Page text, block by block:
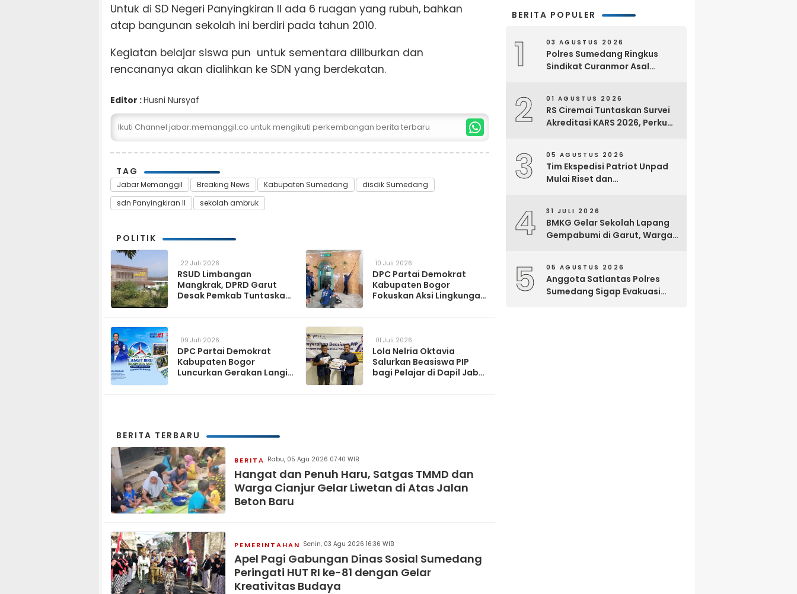
Untuk di SD Negeri Panyingkiran II ada 6 ruagan yang rubuh, bahkan
atap bangunan sekolah ini berdiri pada tahun 2010.
Kegiatan belajar siswa pun untuk sementara diliburkan dan
rencananya akan dialihkan ke SDN yang berdekatan.
Editor :Husni Nursyaf
Ikuti Channel jabar.memanggil.co untuk mengikuti perkembangan berita terbaru
TAG
Jabar Memanggil Breaking News Kabupaten Sumedang
disdik Sumedang
sdn Panyingkiran II
sekolah ambruk
POLITIK
22 Juli 2026
RSUD Limbangan
Mangkrak, DPRD Garut
Desak Pemkab Tuntaskan
10 Juli 2026
DPC Partai Demokrat
Kabupaten Bogor
Fokuskan Aksi Lingkungan
09 Juli 2026
DPC Partai Demokrat
Kabupaten Bogor
Luncurkan Gerakan Langit
01 Juli 2026
Lola Nelria Oktavia
Salurkan Beasiswa PIP
bagi Pelajar di Dapil Jabar
BERITA TERBARU
BERITA Rabu, 05 Agu 2026 07:40 WIB
Hangat dan Penuh Haru, Satgas TMMD dan
Warga Cianjur Gelar Liwetan di Atas Jalan
Beton Baru
PEMERINTAHAN Senin, 03 Agu 2026 16:36 WIB
Apel Pagi Gabungan Dinas Sosial Sumedang
Peringati HUT RI ke-81 dengan Gelar
Kreativitas Budaya
BERITA POPULER
1 03 AGUSTUS 2026
Polres Sumedang Ringkus
Sindikat Curanmor Asal
2 01 AGUSTUS 2026
RS Ciremai Tuntaskan Survei
Akreditasi KARS 2026, Perkuat
3 05 AGUSTUS 2026
Tim Ekspedisi Patriot Unpad
Mulai Riset dan
Tomage, Fakfak
4 31 JULI 2026
BMKG Gelar Sekolah Lapang
Gempabumi di Garut, Warga
5 05 AGUSTUS 2026
Anggota Satlantas Polres
Sumedang Sigap Evakuasi